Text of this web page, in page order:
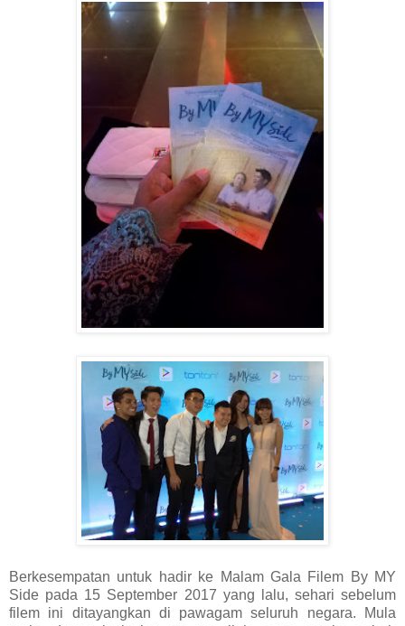
Berkesempatan untuk hadir ke Malam Gala Filem By MY
Side pada 15 September 2017 yang lalu, sehari sebelum
filem ini ditayangkan di pawagam seluruh negara. Mula